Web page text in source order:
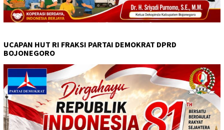
UCAPAN HUT RI FRAKSI PARTAI DEMOKRAT DPRD
BOJONEGORO